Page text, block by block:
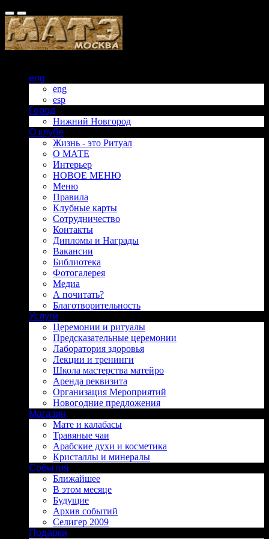
eng
eng
esp
Город
Нижний Новгород
О клубе
Жизнь - это Ритуал
О МАТЕ
Интерьер
НОВОЕ МЕНЮ
Меню
Правила
Клубные карты
Сотрудничество
Контакты
Дипломы и Награды
Вакансии
Библиотека
Фотогалерея
Медиа
А почитать?
Благотворительность
Услуги
Церемонии и ритуалы
Предсказательные церемонии
Лаборатория здоровья
Лекции и тренинги
Школа мастерства матейро
Аренда реквизита
Организация Мероприятий
Новогодние предложения
Магазин
Мате и калабасы
Травяные чаи
Арабские духи и косметика
Кристаллы и минералы
События
Ближайшее
В этом месяце
Будущие
Архив событий
Селигер 2009
Подарки